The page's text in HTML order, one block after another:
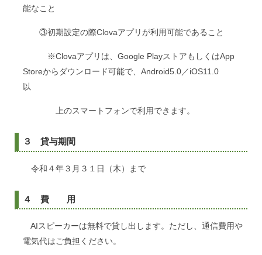
能なこと
③初期設定の際Clovaアプリが利用可能であること
※Clovaアプリは、Google PlayストアもしくはApp
Storeからダウンロード可能で、Android5.0／iOS11.0
以
上のスマートフォンで利用できます。
３ 貸与期間
令和４年３月３１日（木）まで
４ 費 用
AIスピーカーは無料で貸し出します。ただし、通信費用や
電気代はご負担ください。